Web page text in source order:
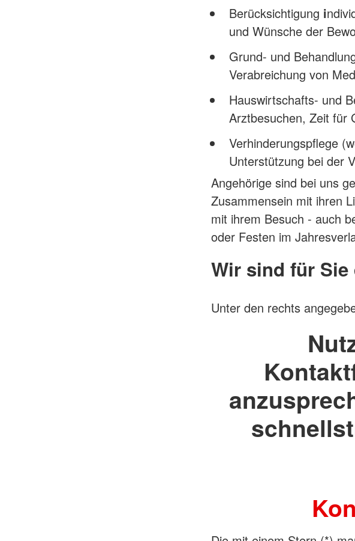
Berücksichtigung i
und Wünsche der
Grund- und
Verabreichung von
Hauswirtschafts- und
Arztbesuchen, Zeit für
Verhinderungspflege
Unterstützung bei der
Angehörige sind bei uns
Zusammensein mit ihren
mit ihrem Besuch - auch
oder Festen im
Wir sind für Sie
Unter den rechts